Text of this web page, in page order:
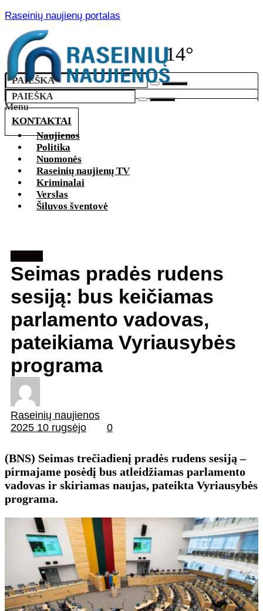
Raseinių naujienų portalas
14°
KONTAKTAI
Menu
Naujienos
Politika
Nuomonės
Raseinių naujienų TV
Kriminalai
Verslas
Šiluvos šventovė
Seimas pradės rudens
sesiją: bus keičiamas
parlamento vadovas,
pateikiama Vyriausybės
programa
Raseinių naujienos
2025 10 rugsėjo
0
(BNS) Seimas trečiadienį pradės rudens sesiją –
pirmajame posėdį bus atleidžiamas parlamento
vadovas ir skiriamas naujas, pateikta Vyriausybės
programa.